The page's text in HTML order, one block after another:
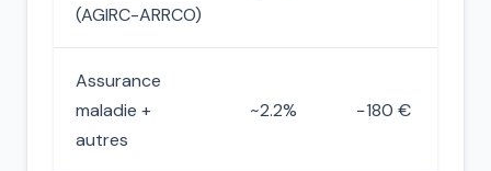
(AGIRC-ARRCO)
Assurance
maladie +
autres
~2.2% −180 €